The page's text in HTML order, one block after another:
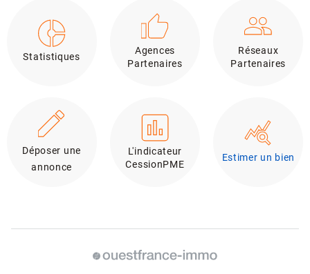
Statistiques
Agences
Partenaires
Réseaux
Partenaires
Déposer une
annonce
L'indicateur
CessionPME
Estimer un bien